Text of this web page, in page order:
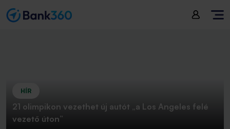
HÍR
21 olimpikon vezethet új autót „a Los Angeles felé
vezető úton”